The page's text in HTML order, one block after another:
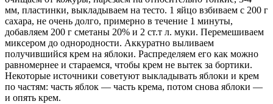
мм, пластинки, выкладываем на тесто. 1 яйцо взбиваем с 200 г
сахара, не очень долго, примерно в течение 1 минуты,
добавляем 200 г сметаны 20% и 2 ст.т л. муки. Перемешиваем
миксером до однородности. Аккуратно выливаем
получившийся крем на яблоки. Распределяем его как можно
равномернее и стараемся, чтобы крем не вытек за бортики.
Некоторые источники советуют выкладывать яблоки и крем
по частям: часть яблок — часть крема, потом снова яблоки —
и опять крем.